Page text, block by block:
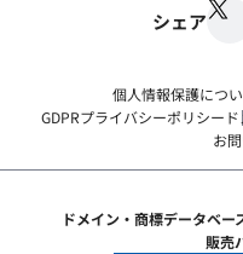
シェア
個人情報保護につ
GDPRプライバシーポリシー
お
ドメイン・商標データベー
販売